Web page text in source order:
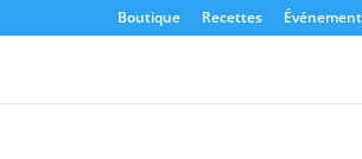
Boutique Recettes